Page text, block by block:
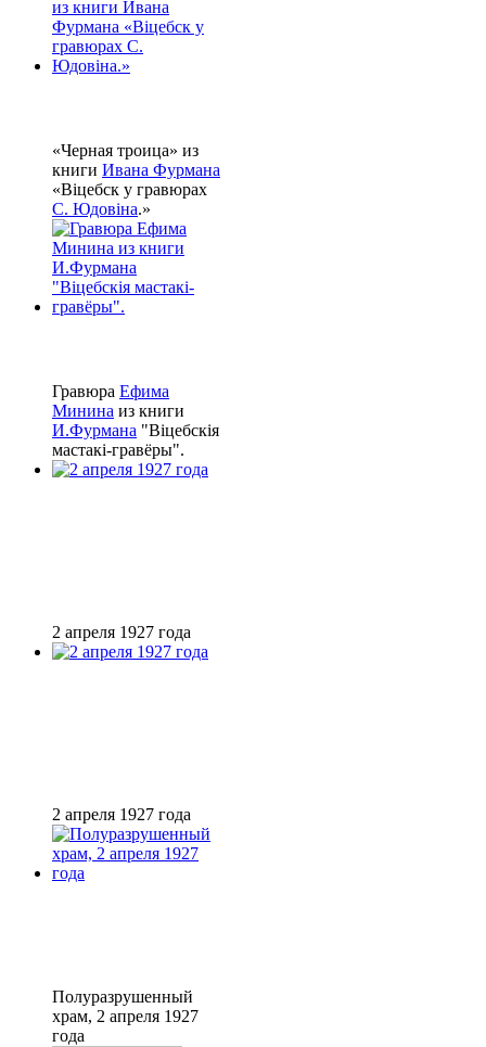
«Черная троица» из
книги Ивана Фурмана
«Віцебск у гравюрах
С. Юдовіна.»
Гравюра Ефима
Минина из книги
И.Фурмана "Віцебскія
мастакі-гравёры".
2 апреля 1927 года
2 апреля 1927 года
Полуразрушенный
храм, 2 апреля 1927
года